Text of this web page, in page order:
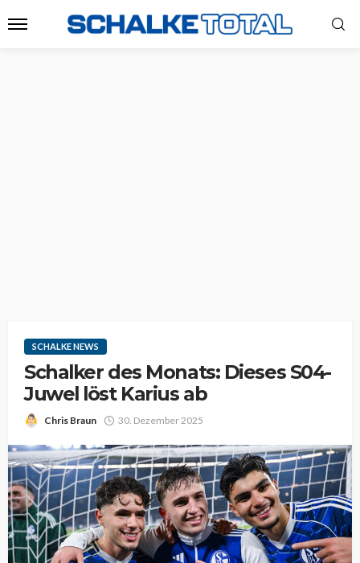
SCHALKE NEWS
Schalker des Monats: Dieses S04-
Juwel löst Karius ab
Chris Braun 30. Dezember 2025